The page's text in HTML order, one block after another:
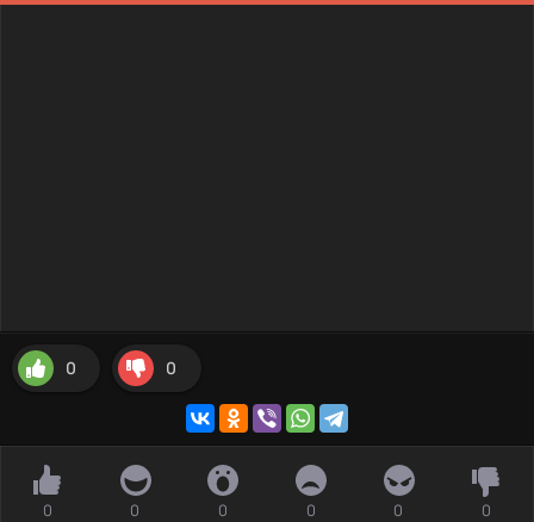
0 0
0 0 0 0 0 0